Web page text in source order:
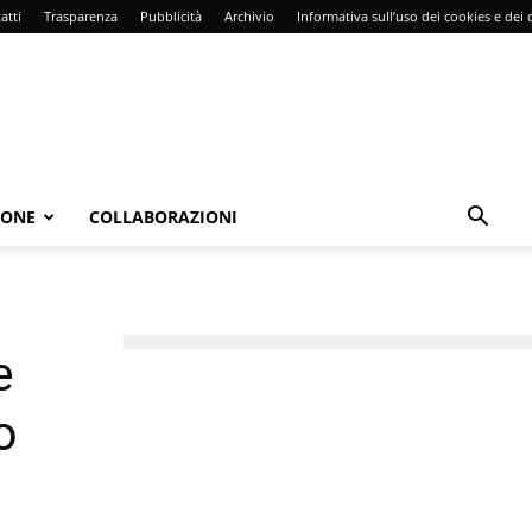
Trasparenza Pubblicità Archivio Informativa sull’uso dei cookies e dei
COLLABORAZIONI